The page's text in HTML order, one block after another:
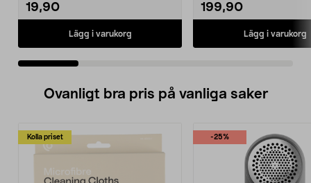
19,90
Lägg i varukorg
199,90
Lägg i varukorg
Ovanligt bra pris på vanliga saker
Kolla priset -25%